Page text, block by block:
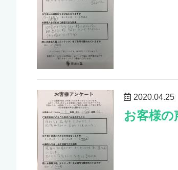
2020.04.25
お客様